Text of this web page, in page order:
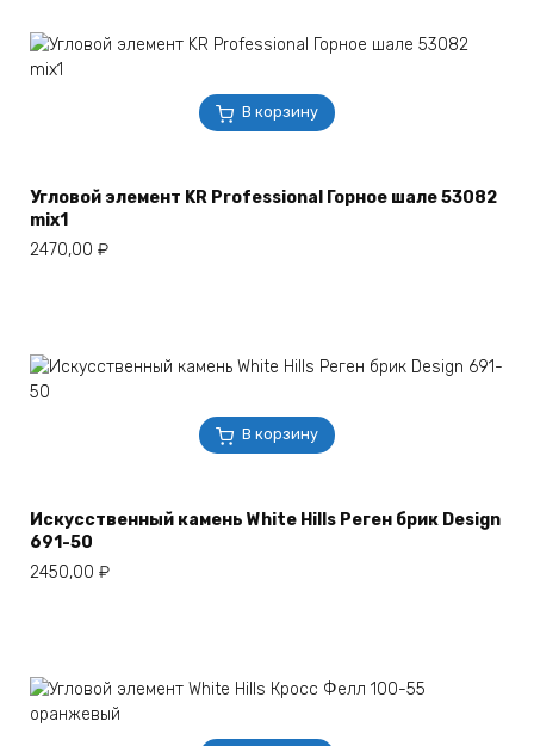
В корзину
Угловой элемент KR Professional Горное шале 53082
mix1
2470,00 ₽
В корзину
Искусственный камень White Hills Реген брик Design
691-50
2450,00 ₽